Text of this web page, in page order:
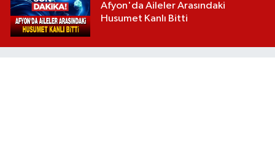
Afyon'da Aileler Arasındaki
Husumet Kanlı Bitti